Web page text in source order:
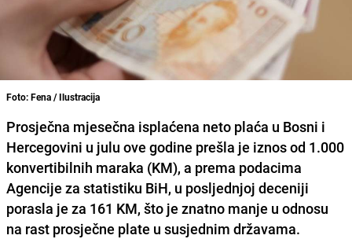
Foto: Fena / Ilustracija
Prosječna mjesečna isplaćena neto plaća u Bosni i
Hercegovini u julu ove godine prešla je iznos od 1.000
konvertibilnih maraka (KM), a prema podacima
Agencije za statistiku BiH, u posljednjoj deceniji
porasla je za 161 KM, što je znatno manje u odnosu
na rast prosječne plate u susjednim državama.